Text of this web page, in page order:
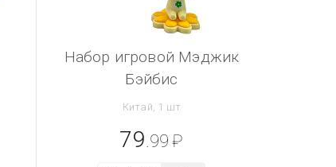
Набор игровой Мэджик
Бэйбис
Китай, 1 шт
79 .99 ₽